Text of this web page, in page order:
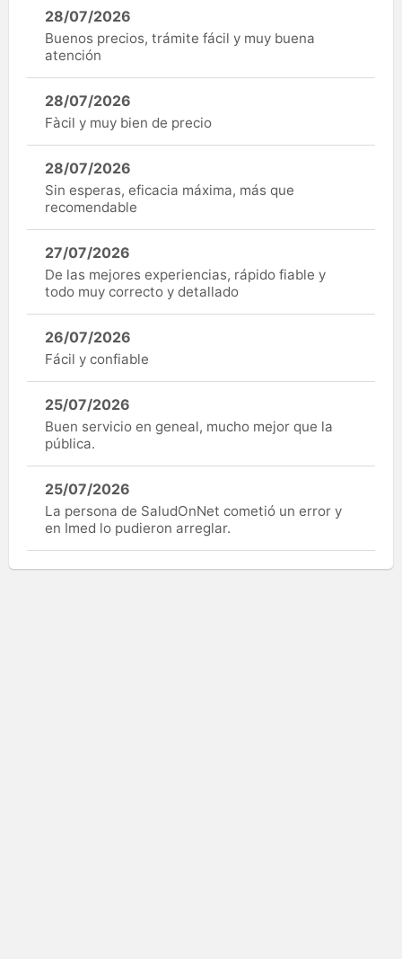
28/07/2026
Buenos precios, trámite fácil y muy buena
atención
28/07/2026
Fàcil y muy bien de precio
28/07/2026
Sin esperas, eficacia máxima, más que
recomendable
27/07/2026
De las mejores experiencias, rápido fiable y
todo muy correcto y detallado
26/07/2026
Fácil y confiable
25/07/2026
Buen servicio en geneal, mucho mejor que la
pública.
25/07/2026
La persona de SaludOnNet cometió un error y
en Imed lo pudieron arreglar.